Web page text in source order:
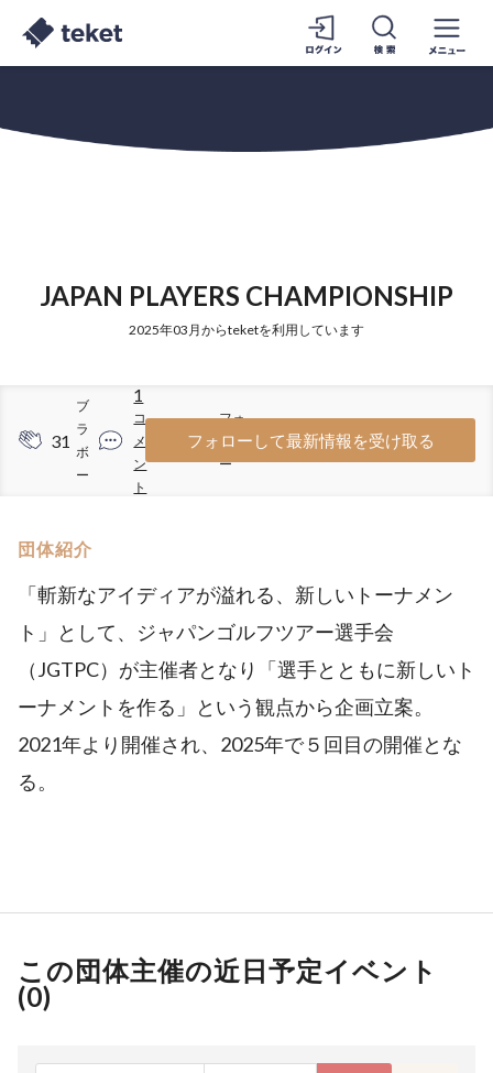
JAPAN PLAYERS CHAMPIONSHIP
2025年03月からteketを利用しています
31
ブ
ラ
ボ
ー
1
コ
メ
ン
ト
23
フォ
ロワ
ー
フォローして最新情報を受け取る
団体紹介
「斬新なアイディアが溢れる、新しいトーナメン
ト」として、ジャパンゴルフツアー選手会
（JGTPC）が主催者となり「選手とともに新しいト
ーナメントを作る」という観点から企画立案。
2021年より開催され、2025年で５回目の開催とな
る。
この団体主催の近日予定イベント
(0)